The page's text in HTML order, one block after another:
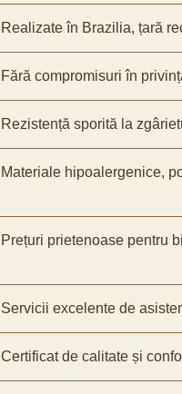
Realizate în Brazilia, țară
Fără compromisuri în
Rezistență sporită la
Materiale hipoalergenice,
Prețuri prietenoase pentru
Servicii excelente de
Certificat de calitate și